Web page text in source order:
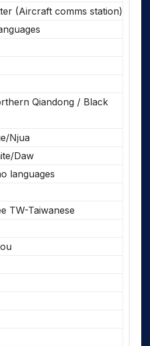
(Aircraft comms station)
Qiandong / Black
Njua
Daw
languages
TW-Taiwanese